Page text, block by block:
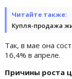
Читайте также:
Купля-продажа
Так, в мае она
16,4% в апреле.
Причины роста